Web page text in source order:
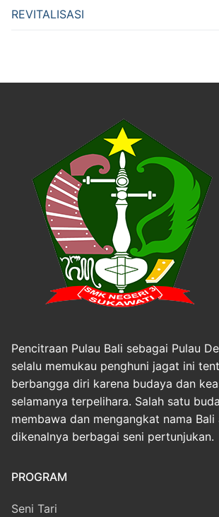
REVITALISASI
Pencitraan Pulau Bali sebagai Pulau
selalu memukau penghuni jagat ini
berbangga diri karena budaya dan
selamanya terpelihara. Salah satu
membawa dan mengangkat nama Bali
dikenalnya berbagai seni pertunjukan.
PROGRAM
Seni Tari